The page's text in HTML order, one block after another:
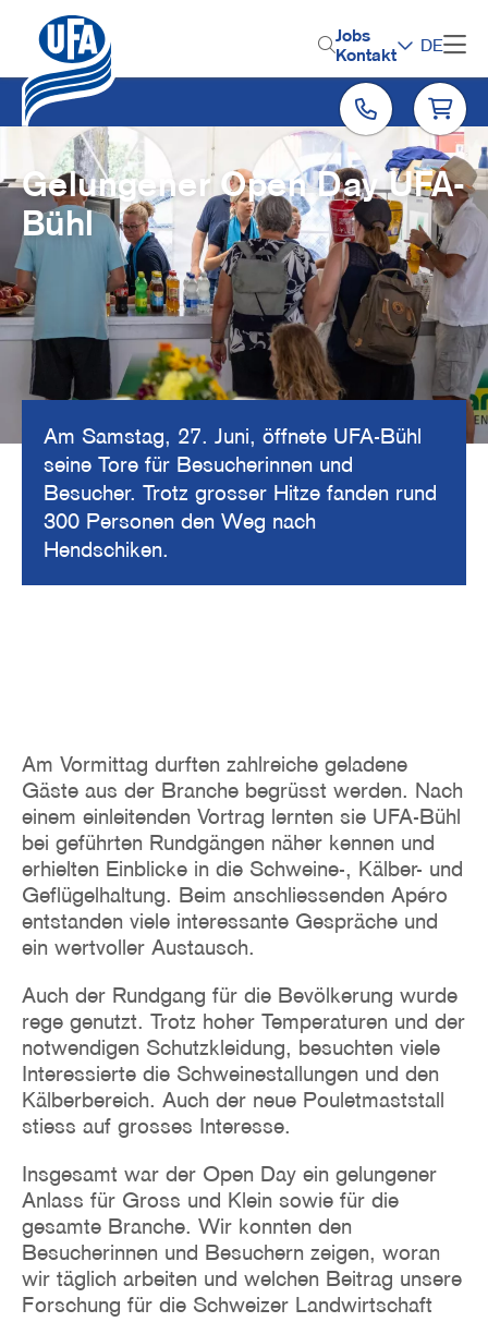
Inhalt
H
e
a
d
e
r
M
e
n
u
Jobs
Kontakt
DE
Am Samstag, 27. Juni, öffnete UFA-Bühl
seine Tore für Besucherinnen und
Besucher. Trotz grosser Hitze fanden rund
300 Personen den Weg nach
Hendschiken.
Gelungener Open Day UFA-
Bühl
Am Vormittag durften zahlreiche geladene
Gäste aus der Branche begrüsst werden. Nach
einem einleitenden Vortrag lernten sie UFA-Bühl
bei geführten Rundgängen näher kennen und
erhielten Einblicke in die Schweine-, Kälber- und
Geflügelhaltung. Beim anschliessenden Apéro
entstanden viele interessante Gespräche und
ein wertvoller Austausch.
Auch der Rundgang für die Bevölkerung wurde
rege genutzt. Trotz hoher Temperaturen und der
notwendigen Schutzkleidung, besuchten viele
Interessierte die Schweinestallungen und den
Kälberbereich. Auch der neue Pouletmaststall
stiess auf grosses Interesse.
Insgesamt war der Open Day ein gelungener
Anlass für Gross und Klein sowie für die
gesamte Branche. Wir konnten den
Besucherinnen und Besuchern zeigen, woran
wir täglich arbeiten und welchen Beitrag unsere
Forschung für die Schweizer Landwirtschaft